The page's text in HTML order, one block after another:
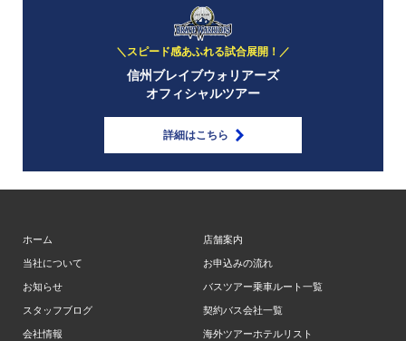
＼スピード感あふれる試合展開！／
信州ブレイブウォリアーズ
オフィシャルツアー
詳細はこちら
ホーム
当社について
お知らせ
スタッフブログ
会社情報
店舗案内
お申込みの流れ
バスツアー乗車ルート一覧
契約バス会社一覧
海外ツアーホテルリスト